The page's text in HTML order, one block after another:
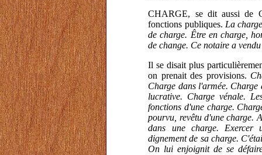
CHARGE, se dit aussi de
fonctions publiques. La
de charge. Être en charge,
de change. Ce notaire a
Il se disait plus
on prenait des provisions.
Charge dans l'armée.
lucrative. Charge vénale.
fonctions d'une charge.
pourvu, revêtu d'une charge.
dans une charge. Exercer
dignement de sa charge.
On lui enjoignit de se